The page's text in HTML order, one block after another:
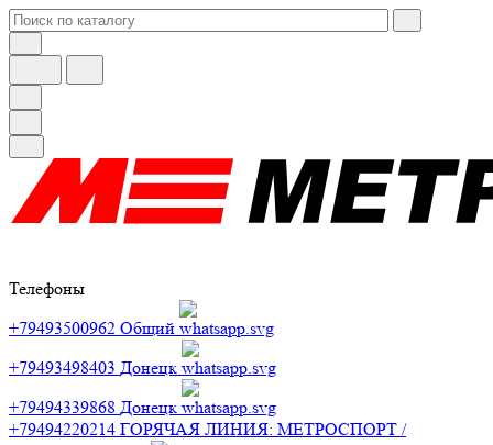
Телефоны
+79493500962 Общий
+79493498403 Донецк
+79494339868 Донецк
+79494220214 ГОРЯЧАЯ ЛИНИЯ: МЕТРОСПОРТ /